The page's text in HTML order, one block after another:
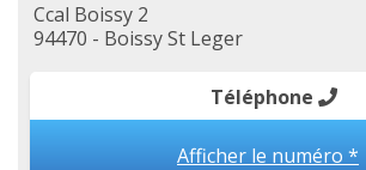
Ccal Boissy 2
94470 - Boissy St Leger
Téléphone
Afficher le numéro *